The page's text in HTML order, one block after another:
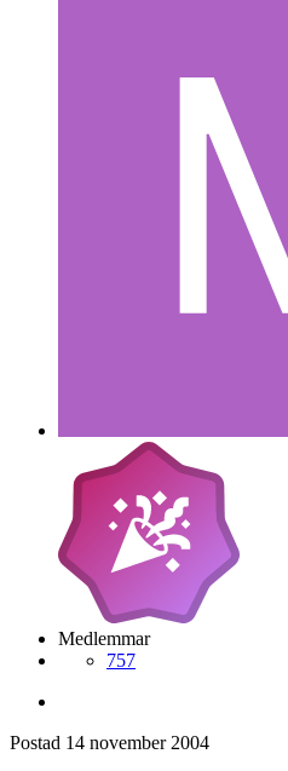
Medlemmar
757
Postad 14 november 2004